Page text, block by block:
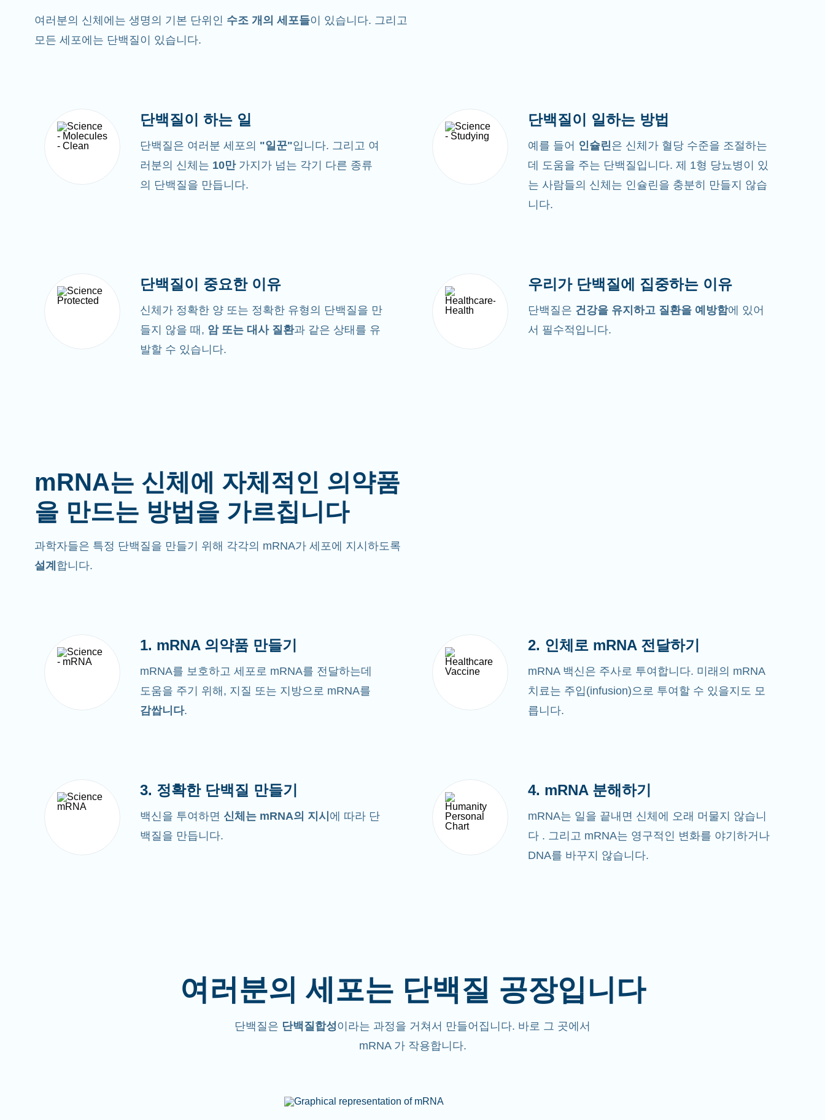
여러분의 신체에는 생명의 기본 단위인 수조 개의 세포들이 있습니다. 그리고
모든 세포에는 단백질이 있습니다.
단백질이 하는 일
단백질은 여러분 세포의 "일꾼"입니다. 그리고 여
러분의 신체는 10만 가지가 넘는 각기 다른 종류
의 단백질을 만듭니다.
단백질이 일하는 방법
예를 들어 인슐린은 신체가 혈당 수준을 조절하는
데 도움을 주는 단백질입니다. 제 1형 당뇨병이 있
는 사람들의 신체는 인슐린을 충분히 만들지 않습
니다.
단백질이 중요한 이유
신체가 정확한 양 또는 정확한 유형의 단백질을 만
들지 않을 때, 암 또는 대사 질환과 같은 상태를 유
발할 수 있습니다.
우리가 단백질에 집중하는 이유
단백질은 건강을 유지하고 질환을 예방함에 있어
서 필수적입니다.
mRNA는 신체에 자체적인 의약품
을 만드는 방법을 가르칩니다
과학자들은 특정 단백질을 만들기 위해 각각의 mRNA가 세포에 지시하도록
설계 합니다.
1. mRNA 의약품 만들기
mRNA를 보호하고 세포로 mRNA를 전달하는데
도움을 주기 위해, 지질 또는 지방으로 mRNA를
감쌉니다.
2. 인체로 mRNA 전달하기
mRNA 백신은 주사로 투여합니다. 미래의 mRNA
치료는 주입(infusion)으로 투여할 수 있을지도 모
릅니다.
3. 정확한 단백질 만들기
백신을 투여하면 신체는 mRNA의 지시 에 따라 단
백질을 만듭니다.
4. mRNA 분해하기
mRNA는 일을 끝내면 신체에 오래 머물지 않습니
다 . 그리고 mRNA는 영구적인 변화를 야기하거나
DNA를 바꾸지 않습니다.
여러분의 세포는 단백질 공장입니다
단백질은 단백질합성이라는 과정을 거쳐서 만들어집니다. 바로 그 곳에서
mRNA 가 작용합니다.